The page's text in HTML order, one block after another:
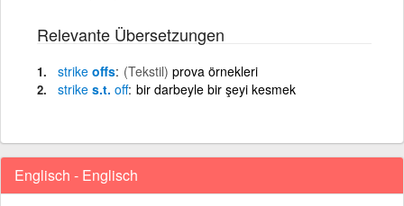
Relevante Übersetzungen
strike offs (Tekstil) prova örnekleri
strike s.t. off bir darbeyle bir şeyi kesmek
Englisch - Englisch